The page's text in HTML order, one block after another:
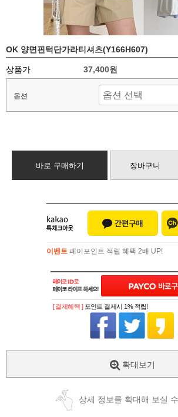
OK 양면핀턱단가라티셔츠(Y166H607)
상품가 37,400원
옵션
바로 구매하기 장바구니
이벤트 페이포인트 적립 혜택 2배 UP!
[ 결제혜택 ] 포인트 결제시 1% 적립!
확대보기
상세 정보를 확대해 보실